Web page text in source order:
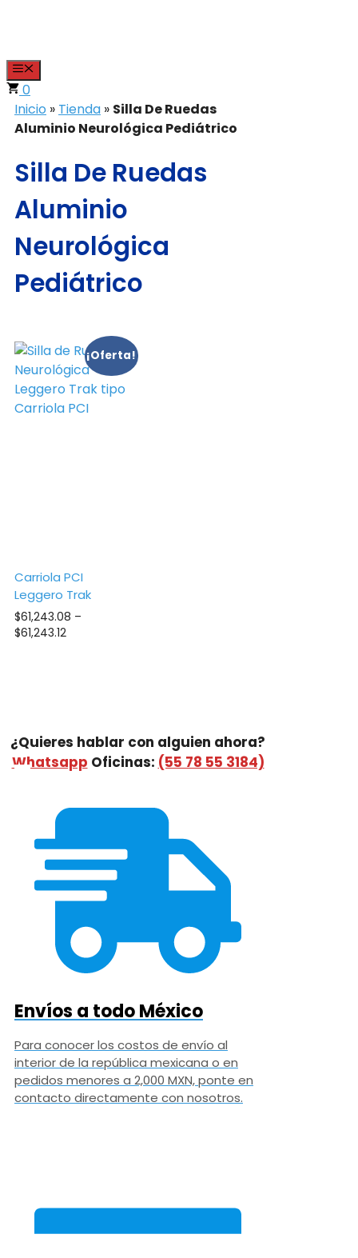
Menu
0
Inicio » Tienda » Silla De Ruedas
Aluminio Neurológica Pediátrico
Silla De Ruedas
Aluminio
Neurológica
Pediátrico
Carriola PCI
Leggero Trak
¡Oferta!
$61,243.08 –
$61,243.12Price
¿Quieres hablar con alguien ahora?
Whatsapp Oficinas: (55 78 55 3184)
Envíos a todo México
Para conocer los costos de envío al
interior de la república mexicana o en
pedidos menores a 2,000 MXN, ponte en
contacto directamente con nosotros.